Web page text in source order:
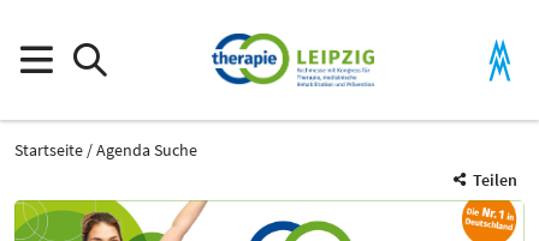
Startseite
Agenda Suche
Teilen